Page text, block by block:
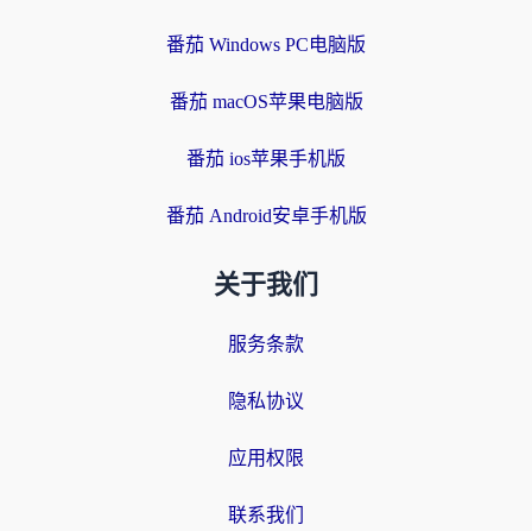
番茄 Windows PC电脑版
番茄 macOS苹果电脑版
番茄 ios苹果手机版
番茄 Android安卓手机版
关于我们
服务条款
隐私协议
应用权限
联系我们